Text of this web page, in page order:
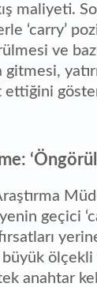
maliyeti.
‘carry’
ve
ettiğini
geçici
ölçekli
anahtar